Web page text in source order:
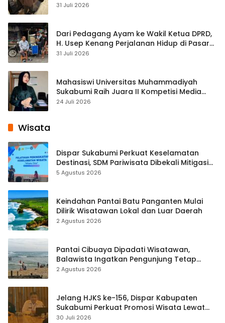
Streaming
31 Juli 2026
Dari Pedagang Ayam ke Wakil Ketua DPRD,
H. Usep Kenang Perjalanan Hidup di Pasar
Cisaat
31 Juli 2026
Mahasiswi Universitas Muhammadiyah
Sukabumi Raih Juara II Kompetisi Media
Pembelajaran Digital Tingkat Internasional
24 Juli 2026
Wisata
Dispar Sukabumi Perkuat Keselamatan
Destinasi, SDM Pariwisata Dibekali Mitigasi
hingga Teknik Evakuasi
5 Agustus 2026
Keindahan Pantai Batu Panganten Mulai
Dilirik Wisatawan Lokal dan Luar Daerah
2 Agustus 2026
Pantai Cibuaya Dipadati Wisatawan,
Balawista Ingatkan Pengunjung Tetap
Waspada
2 Agustus 2026
Jelang HJKS ke-156, Dispar Kabupaten
Sukabumi Perkuat Promosi Wisata Lewat
Publikasi Digital
30 Juli 2026